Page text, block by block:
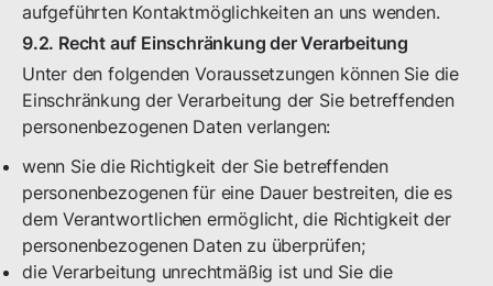
aufgeführten Kontaktmöglichkeiten an uns wenden.
9.2. Recht auf Einschränkung der Verarbeitung
Unter den folgenden Voraussetzungen können Sie die
Einschränkung der Verarbeitung der Sie betreffenden
personenbezogenen Daten verlangen:
wenn Sie die Richtigkeit der Sie betreffenden
personenbezogenen für eine Dauer bestreiten, die es
dem Verantwortlichen ermöglicht, die Richtigkeit der
personenbezogenen Daten zu überprüfen;
die Verarbeitung unrechtmäßig ist und Sie die